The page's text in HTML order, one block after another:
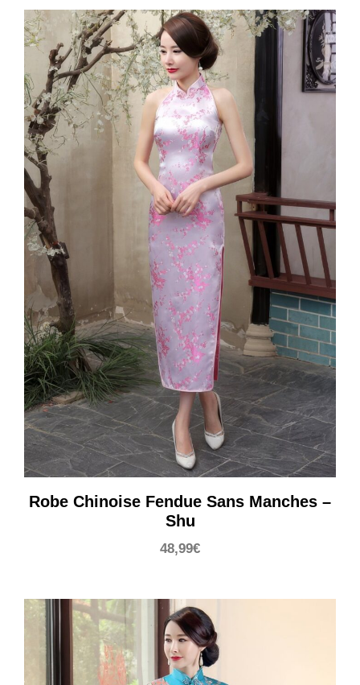
5XL 120 110 108
Robe Chinoise Fendue Sans Manches –
Shu
48,99€